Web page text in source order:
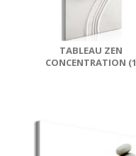
TABLEAU ZEN
CONCENTRATION (1